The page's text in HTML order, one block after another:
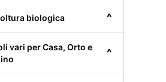
^
biologica
^
vari per Casa, Orto e